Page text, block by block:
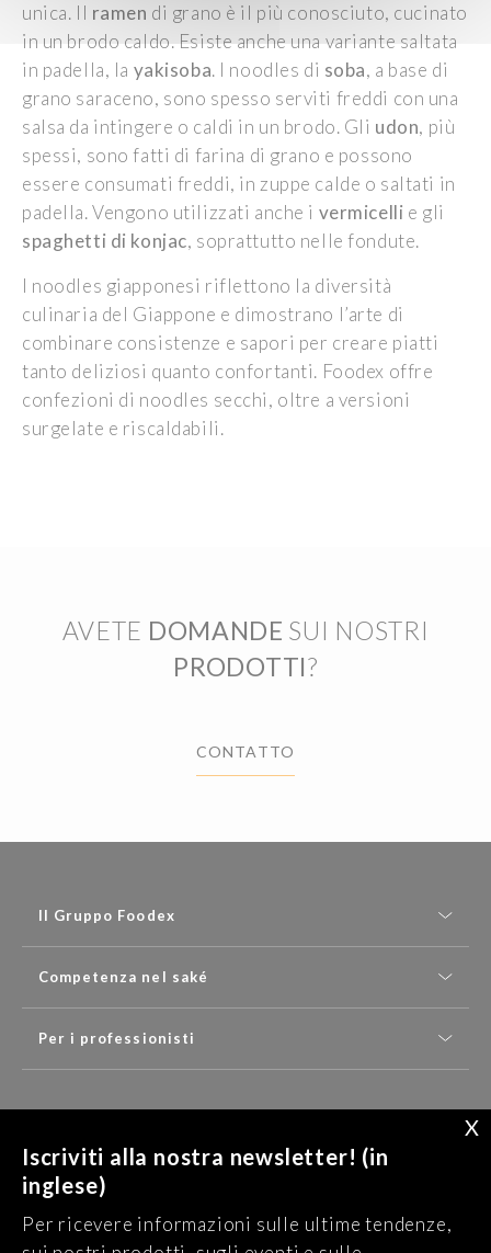
unica. Il ramen di grano è il più conosciuto, cucinato
in un brodo caldo. Esiste anche una variante saltata
in padella, la yakisoba. I noodles di soba, a base di
grano saraceno, sono spesso serviti freddi con una
salsa da intingere o caldi in un brodo. Gli udon, più
spessi, sono fatti di farina di grano e possono
essere consumati freddi, in zuppe calde o saltati in
padella. Vengono utilizzati anche i vermicelli e gli
spaghetti di konjac, soprattutto nelle fondute.
I noodles giapponesi riflettono la diversità
culinaria del Giappone e dimostrano l’arte di
combinare consistenze e sapori per creare piatti
tanto deliziosi quanto confortanti. Foodex offre
confezioni di noodles secchi, oltre a versioni
surgelate e riscaldabili.
AVETE DOMANDE SUI NOSTRI
PRODOTTI?
CONTATTO
Il Gruppo Foodex
Competenza nel saké
Per i professionisti
ISCRIVITI ALLA NEWSLETTER
X
Iscriviti alla nostra newsletter! (in
inglese)
Per ricevere informazioni sulle ultime tendenze,